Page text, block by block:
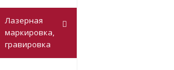
Лазерная
маркировка,
гравировка